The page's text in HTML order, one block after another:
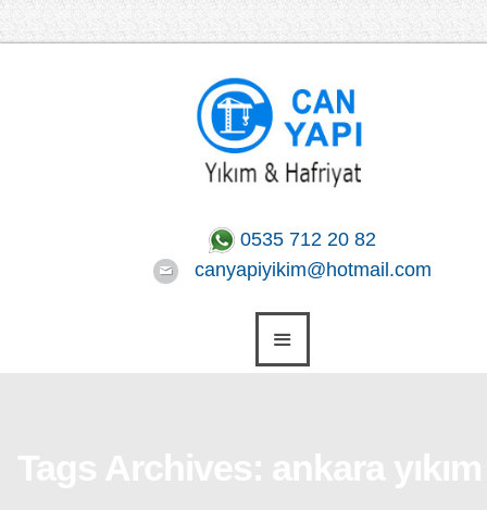
0535 712 20 82
canyapiyikim@hotmail.com